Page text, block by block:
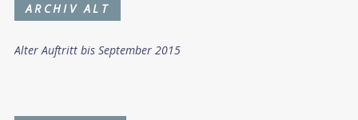
ARCHIV ALT
Alter Auftritt bis September 2015